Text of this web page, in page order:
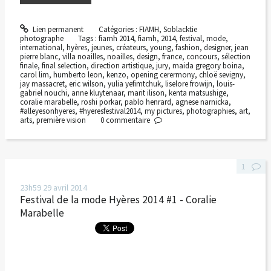
Lien permanent Catégories : FIAMH, Soblacktie
photographe
Tags :fiamh 2014,fiamh, 2014,festival,mode,
international, hyères, jeunes, créateurs, young, fashion, designer, jean
pierre blanc, villa noailles, noailles, design, france, concours, sélection
finale, final selection, direction artistique, jury, maida gregory boina,
carol lim, humberto leon, kenzo, opening cerermony, chloë sevigny,
jay massacret, eric wilson, yulia yefimtchuk, liselore frowijn, louis-
gabriel nouchi, anne kluytenaar, marit ilison, kenta matsushige,
coralie marabelle, roshi porkar, pablo henrard, agnese narnicka,
#alleyesonhyeres, #hyeresfestival2014, my pictures, photographies, art,
arts, première vision 0commentaire
23h59 29 avril 2014
Festival de la mode Hyères 2014 #1 - Coralie
Marabelle
1